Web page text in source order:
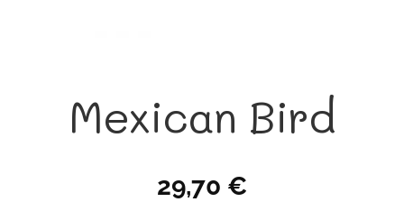
Mexican Bird
29,70 €